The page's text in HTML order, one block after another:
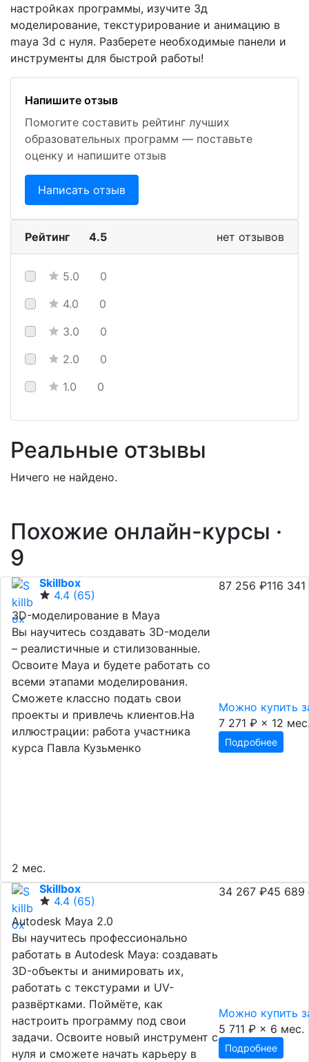
настройках программы, изучите 3д
моделирование, текстурирование и анимацию в
maya 3d с нуля. Разберете необходимые панели и
инструменты для быстрой работы!
Напишите отзыв
Помогите составить рейтинг лучших
образовательных программ — поставьте
оценку и напишите отзыв
Написать отзыв
Рейтинг 4.5 нет отзывов
5.0
0
4.0
0
3.0
0
2.0
0
1.0
0
Реальные отзывы
Ничего не найдено.
Похожие онлайн-курсы ·
9
Skillbox
4.4 (65)
3D-моделирование в Maya
Вы научитесь создавать 3D-модели
– реалистичные и стилизованные.
Освоите Maya и будете работать со
всеми этапами моделирования.
Сможете классно подать свои
проекты и привлечь клиентов.На
иллюстрации: работа участника
курса Павла Кузьменко
2 мес.
87 256 ₽116
Можно купить
7 271 ₽ × 12
Подробнее
Skillbox
4.4 (65)
Autodesk Maya 2.0
Вы научитесь профессионально
работать в Autodesk Maya: создавать
3D-объекты и анимировать их,
работать с текстурами и UV-
развёртками. Поймёте, как
настроить программу под свои
задачи. Освоите новый инструмент с
нуля и сможете начать карьеру в
34 267 ₽45 689
Можно купить
5 711 ₽ × 6 мес.
Подробнее